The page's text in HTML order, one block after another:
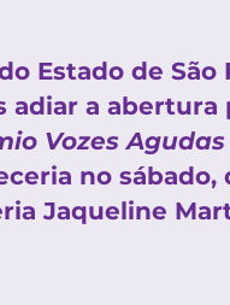
Estado de São
adiar a abertura
Vozes
no sábado,
Jaqueline